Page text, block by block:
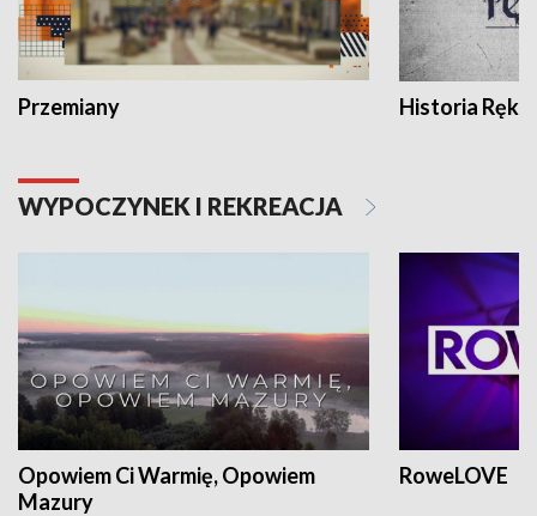
Przemiany Historia Ręką
WYPOCZYNEK I REKREACJA
Opowiem Ci Warmię, Opowiem
Mazury
RoweLOVE